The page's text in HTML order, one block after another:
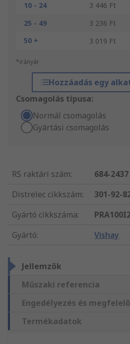
10 - 24
3 446 Ft
25 - 49
3 236 Ft
50 +
3 019 Ft
*irányár
Hozzáadás egy
Csomagolás típusa:
Normál csomagolás
Gyártási csomagolás
RS raktári szám:
684-2437
Distrelec cikkszám:
301-92-
Gyártó cikkszáma:
Gyártó: Vishay
Jellemzők
Műszaki referencia
Engedélyezés és
Termékadatok